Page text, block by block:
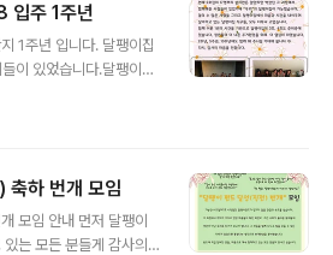
주 1주년
1주년 입니다. 달팽이집
이 있었습니다.달팽이집
남가좌동 330-28의
임소라(언제든, 무엇으
축하 번개 모임
모임 안내 먼저 달팽이
는 모든 분들게 감사의